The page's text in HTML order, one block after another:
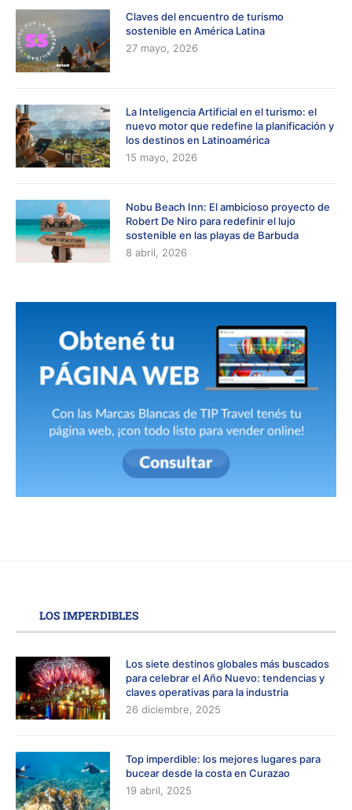
Claves del encuentro de turismo
sostenible en América Latina
27 mayo, 2026
La Inteligencia Artificial en el turismo: el
nuevo motor que redefine la planificación y
los destinos en Latinoamérica
15 mayo, 2026
Nobu Beach Inn: El ambicioso proyecto de
Robert De Niro para redefinir el lujo
sostenible en las playas de Barbuda
8 abril, 2026
LOS IMPERDIBLES
Los siete destinos globales más buscados
para celebrar el Año Nuevo: tendencias y
claves operativas para la industria
26 diciembre, 2025
Top imperdible: los mejores lugares para
bucear desde la costa en Curazao
19 abril, 2025